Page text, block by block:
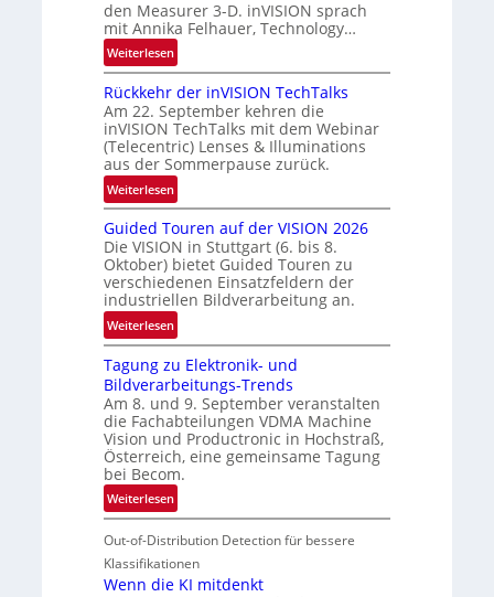
-
R
u
d
e
N
e
w
s
‘
den Measurer 3-D. inVISION sprach
mit Annika Felhauer, Technology…
Weiterlesen:
U
n
b
e
g
r
e
z
t
e
M
ö
g
l
i
c
h
k
e
t
e
Rückkehr der inVISION TechTalks
Am 22. September kehren die
inVISION TechTalks mit dem Webinar
(Telecentric) Lenses & Illuminations
aus der Sommerpause zurück.
Weiterlesen:
R
ü
c
k
k
e
h
d
e
r
i
n
V
I
S
I
O
N
Guided Touren auf der VISION 2026
Die VISION in Stuttgart (6. bis 8.
Oktober) bietet Guided Touren zu
verschiedenen Einsatzfeldern der
industriellen Bildverarbeitung an.
Weiterlesen:
G
u
i
d
e
d
T
o
u
r
Tagung zu Elektronik- und
Bildverarbeitungs-Trends
Am 8. und 9. September veranstalten
die Fachabteilungen VDMA Machine
Vision und Productronic in Hochstraß,
Österreich, eine gemeinsame Tagung
bei Becom.
Weiterlesen:
T
a
g
u
Out-of-Distribution Detection für bessere
Klassifikationen
Wenn die KI mitdenkt